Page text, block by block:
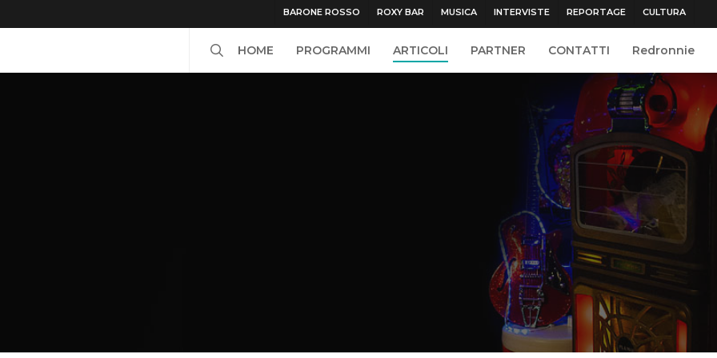
BARONE ROSSO ROXY BAR MUSICA INTERVISTE REPORTAGE CULTURA
HOME PROGRAMMI ARTICOLI PARTNER CONTATTI Redronnie